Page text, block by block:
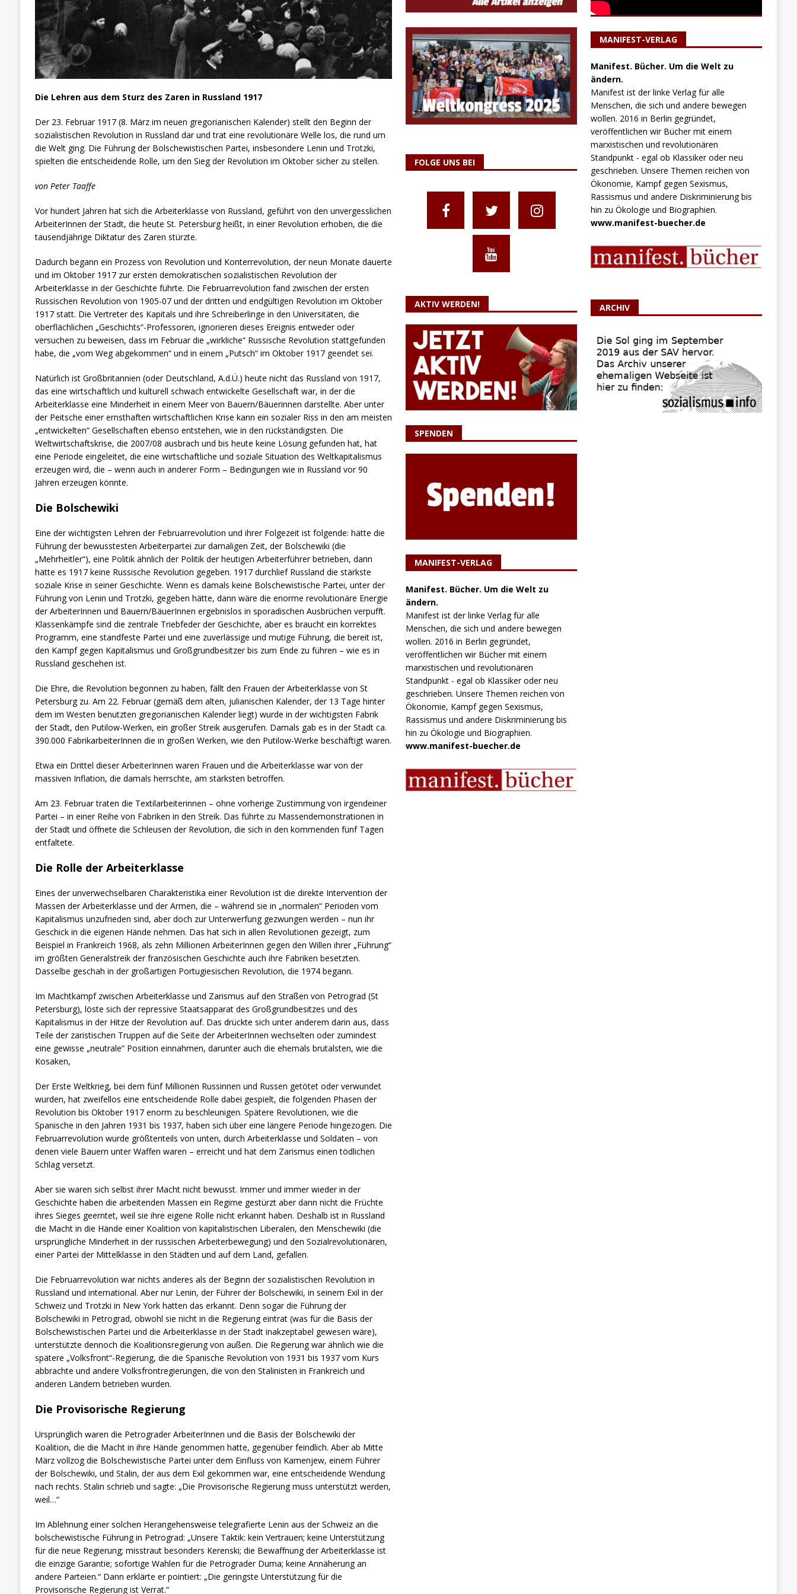
Die Lehren aus dem Sturz des Zaren in Russland 1917
Der 23. Februar 1917 (8. März im neuen gregorianischen Kalender) stellt den Beginn der
sozialistischen Revolution in Russland dar und trat eine revolutionäre Welle los, die rund um
die Welt ging. Die Führung der Bolschewistischen Partei, insbesondere Lenin und Trotzki,
spielten die entscheidende Rolle, um den Sieg der Revolution im Oktober sicher zu stellen.
von Peter Taaffe
Vor hundert Jahren hat sich die Arbeiterklasse von Russland, geführt von den unvergesslichen
ArbeiterInnen der Stadt, die heute St. Petersburg heißt, in einer Revolution erhoben, die die
tausendjährige Diktatur des Zaren stürzte.
Dadurch begann ein Prozess von Revolution und Konterrevolution, der neun Monate dauerte
und im Oktober 1917 zur ersten demokratischen sozialistischen Revolution der
Arbeiterklasse in der Geschichte führte. Die Februarrevolution fand zwischen der ersten
Russischen Revolution von 1905-07 und der dritten und endgültigen Revolution im Oktober
1917 statt. Die Vertreter des Kapitals und ihre Schreiberlinge in den Universitäten, die
oberflächlichen „Geschichts“-Professoren, ignorieren dieses Ereignis entweder oder
versuchen zu beweisen, dass im Februar die „wirkliche“ Russische Revolution stattgefunden
habe, die „vom Weg abgekommen“ und in einem „Putsch“ im Oktober 1917 geendet sei.
Natürlich ist Großbritannien (oder Deutschland, A.d.Ü.) heute nicht das Russland von 1917,
das eine wirtschaftlich und kulturell schwach entwickelte Gesellschaft war, in der die
Arbeiterklasse eine Minderheit in einem Meer von Bauern/Bäuerinnen darstellte. Aber unter
der Peitsche einer ernsthaften wirtschaftlichen Krise kann ein sozialer Riss in den am meisten
„entwickelten“ Gesellschaften ebenso entstehen, wie in den rückständigsten. Die
Weltwirtschaftskrise, die 2007/08 ausbrach und bis heute keine Lösung gefunden hat, hat
eine Periode eingeleitet, die eine wirtschaftliche und soziale Situation des Weltkapitalismus
erzeugen wird, die – wenn auch in anderer Form – Bedingungen wie in Russland vor 90
Jahren erzeugen könnte.
Die Bolschewiki
Eine der wichtigsten Lehren der Februarrevolution und ihrer Folgezeit ist folgende: hätte die
Führung der bewusstesten Arbeiterpartei zur damaligen Zeit, der Bolschewiki (die
„Mehrheitler“), eine Politik ähnlich der Politik der heutigen Arbeiterführer betrieben, dann
hätte es 1917 keine Russische Revolution gegeben. 1917 durchlief Russland die stärkste
soziale Krise in seiner Geschichte. Wenn es damals keine Bolschewistische Partei, unter der
Führung von Lenin und Trotzki, gegeben hätte, dann wäre die enorme revolutionäre Energie
der ArbeiterInnen und Bauern/BäuerInnen ergebnislos in sporadischen Ausbrüchen verpufft.
Klassenkämpfe sind die zentrale Triebfeder der Geschichte, aber es braucht ein korrektes
Programm, eine standfeste Partei und eine zuverlässige und mutige Führung, die bereit ist,
den Kampf gegen Kapitalismus und Großgrundbesitzer bis zum Ende zu führen – wie es in
Russland geschehen ist.
Die Ehre, die Revolution begonnen zu haben, fällt den Frauen der Arbeiterklasse von St
Petersburg zu. Am 22. Februar (gemäß dem alten, julianischen Kalender, der 13 Tage hinter
dem im Westen benutzten gregorianischen Kalender liegt) wurde in der wichtigsten Fabrik
der Stadt, den Putilow-Werken, ein großer Streik ausgerufen. Damals gab es in der Stadt ca.
390.000 FabrikarbeiterInnen die in großen Werken, wie den Putilow-Werke beschäftigt waren.
Etwa ein Drittel dieser ArbeiterInnen waren Frauen und die Arbeiterklasse war von der
massiven Inflation, die damals herrschte, am stärksten betroffen.
Am 23. Februar traten die Textilarbeiterinnen – ohne vorherige Zustimmung von irgendeiner
Partei – in einer Reihe von Fabriken in den Streik. Das führte zu Massendemonstrationen in
der Stadt und öffnete die Schleusen der Revolution, die sich in den kommenden fünf Tagen
entfaltete.
Die Rolle der Arbeiterklasse
Eines der unverwechselbaren Charakteristika einer Revolution ist die direkte Intervention der
Massen der Arbeiterklasse und der Armen, die – während sie in „normalen“ Perioden vom
Kapitalismus unzufrieden sind, aber doch zur Unterwerfung gezwungen werden – nun ihr
Geschick in die eigenen Hände nehmen. Das hat sich in allen Revolutionen gezeigt, zum
Beispiel in Frankreich 1968, als zehn Millionen ArbeiterInnen gegen den Willen ihrer „Führung“
im größten Generalstreik der französischen Geschichte auch ihre Fabriken besetzten.
Dasselbe geschah in der großartigen Portugiesischen Revolution, die 1974 begann.
Im Machtkampf zwischen Arbeiterklasse und Zarismus auf den Straßen von Petrograd (St
Petersburg), löste sich der repressive Staatsapparat des Großgrundbesitzes und des
Kapitalismus in der Hitze der Revolution auf. Das drückte sich unter anderem darin aus, dass
Teile der zaristischen Truppen auf die Seite der ArbeiterInnen wechselten oder zumindest
eine gewisse „neutrale“ Position einnahmen, darunter auch die ehemals brutalsten, wie die
Kosaken,
Der Erste Weltkrieg, bei dem fünf Millionen Russinnen und Russen getötet oder verwundet
wurden, hat zweifellos eine entscheidende Rolle dabei gespielt, die folgenden Phasen der
Revolution bis Oktober 1917 enorm zu beschleunigen. Spätere Revolutionen, wie die
Spanische in den Jahren 1931 bis 1937, haben sich über eine längere Periode hingezogen. Die
Februarrevolution wurde größtenteils von unten, durch Arbeiterklasse und Soldaten – von
denen viele Bauern unter Waffen waren – erreicht und hat dem Zarismus einen tödlichen
Schlag versetzt.
Aber sie waren sich selbst ihrer Macht nicht bewusst. Immer und immer wieder in der
Geschichte haben die arbeitenden Massen ein Regime gestürzt aber dann nicht die Früchte
ihres Sieges geerntet, weil sie ihre eigene Rolle nicht erkannt haben. Deshalb ist in Russland
die Macht in die Hände einer Koalition von kapitalistischen Liberalen, den Menschewiki (die
ursprüngliche Minderheit in der russischen Arbeiterbewegung) und den Sozialrevolutionären,
einer Partei der Mittelklasse in den Städten und auf dem Land, gefallen.
Die Februarrevolution war nichts anderes als der Beginn der sozialistischen Revolution in
Russland und international. Aber nur Lenin, der Führer der Bolschewiki, in seinem Exil in der
Schweiz und Trotzki in New York hatten das erkannt. Denn sogar die Führung der
Bolschewiki in Petrograd, obwohl sie nicht in die Regierung eintrat (was für die Basis der
Bolschewistischen Partei und die Arbeiterklasse in der Stadt inakzeptabel gewesen wäre),
unterstützte dennoch die Koalitionsregierung von außen. Die Regierung war ähnlich wie die
spätere „Volksfront“-Regierung, die die Spanische Revolution von 1931 bis 1937 vom Kurs
abbrachte und andere Volksfrontregierungen, die von den Stalinisten in Frankreich und
anderen Ländern betrieben wurden.
Die Provisorische Regierung
Ursprünglich waren die Petrograder ArbeiterInnen und die Basis der Bolschewiki der
Koalition, die die Macht in ihre Hände genommen hatte, gegenüber feindlich. Aber ab Mitte
März vollzog die Bolschewistische Partei unter dem Einfluss von Kamenjew, einem Führer
der Bolschewiki, und Stalin, der aus dem Exil gekommen war, eine entscheidende Wendung
nach rechts. Stalin schrieb und sagte: „Die Provisorische Regierung muss unterstützt werden,
weil…“
Im Ablehnung einer solchen Herangehensweise telegrafierte Lenin aus der Schweiz an die
bolschewistische Führung in Petrograd: „Unsere Taktik: kein Vertrauen; keine Unterstützung
für die neue Regierung; misstraut besonders Kerenski; die Bewaffnung der Arbeiterklasse ist
die einzige Garantie; sofortige Wahlen für die Petrograder Duma; keine Annäherung an
andere Parteien.“ Dann erklärte er pointiert: „Die geringste Unterstützung für die
Provisorische Regierung ist Verrat.“
FOLGE UNS BEI
AKTIV WERDEN!
SPENDEN
MANIFEST-VERLAG
Manifest. Bücher. Um die Welt zu
ändern.
Manifest ist der linke Verlag für alle
Menschen, die sich und andere bewegen
wollen. 2016 in Berlin gegründet,
veröffentlichen wir Bücher mit einem
marxistischen und revolutionären
Standpunkt - egal ob Klassiker oder neu
geschrieben. Unsere Themen reichen von
Ökonomie, Kampf gegen Sexismus,
Rassismus und andere Diskriminierung bis
hin zu Ökologie und Biographien.
www.manifest-buecher.de
MANIFEST-VERLAG
Manifest. Bücher. Um die Welt zu
ändern.
Manifest ist der linke Verlag für alle
Menschen, die sich und andere bewegen
wollen. 2016 in Berlin gegründet,
veröffentlichen wir Bücher mit einem
marxistischen und revolutionären
Standpunkt - egal ob Klassiker oder neu
geschrieben. Unsere Themen reichen von
Ökonomie, Kampf gegen Sexismus,
Rassismus und andere Diskriminierung bis
hin zu Ökologie und Biographien.
www.manifest-buecher.de
ARCHIV